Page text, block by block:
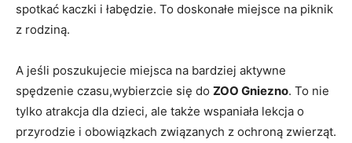
spotkać ‍kaczki i ⁤łabędzie. ⁢To ‍doskonałe‍ miejsce‍ na piknik
z rodziną.
A jeśli poszukujecie miejsca na bardziej ​aktywne
spędzenie czasu,wybierzcie się⁤ do ZOO Gniezno. To‍ nie
⁣tylko atrakcja ​dla dzieci, ale także wspaniała lekcja o
przyrodzie i‌ obowiązkach związanych z ochroną zwierząt.‌